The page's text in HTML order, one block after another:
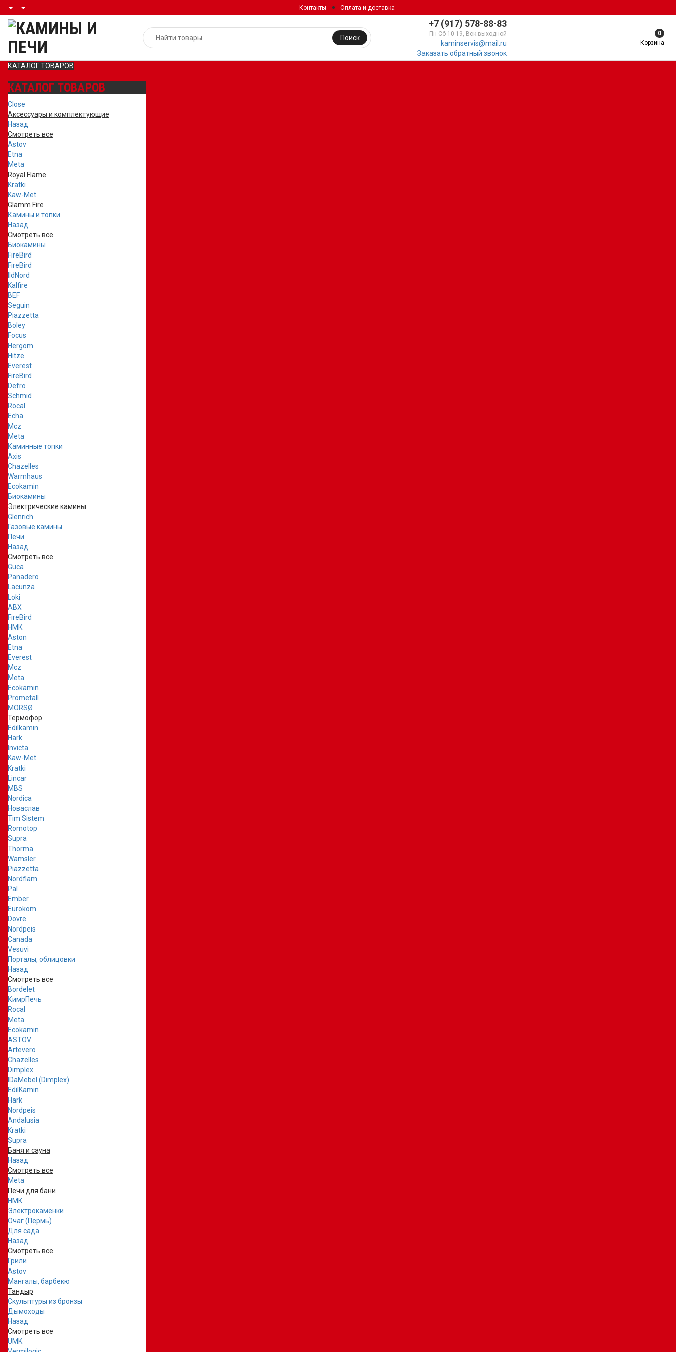
Контакты Оплата и доставка
+7 (917) 578-88-83
Пн-Сб 10-19, Вск выходной
kaminservis@mail.ru
Заказать обратный звонок
Поиск
0
Корзина
КАТАЛОГ ТОВАРОВ
КАТАЛОГ ТОВАРОВ
Close
Аксессуары и комплектующие
Назад
Смотреть все
Astov
Etna
Meta
Royal Flame
Kratki
Kaw-Met
Glamm Fire
Камины и топки
Назад
Смотреть все
Биокамины
FireBird
FireBird
IldNord
Kalfire
BEF
Seguin
Piazzetta
Boley
Focus
Hergom
Hitze
Everest
FireBird
Defro
Schmid
Rocal
Echa
Mcz
Meta
Каминные топки
Axis
Chazelles
Warmhaus
Ecokamin
Биокамины
Электрические камины
Glenrich
Газовые камины
Печи
Назад
Смотреть все
Guca
Panadero
Lacunza
Loki
ABX
FireBird
НМК
Aston
Etna
Everest
Mcz
Meta
Ecokamin
Prometall
MORSØ
Термофор
Edilkamin
Hark
Invicta
Kaw-Met
Kratki
Lincar
MBS
Nordica
Новаслав
Tim Sistem
Romotop
Supra
Thorma
Wamsler
Piazzetta
Nordflam
Pal
Ember
Eurokom
Dovre
Nordpeis
Canada
Vesuvi
Порталы, облицовки
Назад
Смотреть все
Bordelet
КимрПечь
Rocal
Meta
Ecokamin
ASTOV
Artevero
Chazelles
Dimplex
IDaMebel (Dimplex)
EdilKamin
Hark
Nordpeis
Andalusia
Kratki
Supra
Баня и сауна
Назад
Смотреть все
Meta
Печи для бани
НМК
Электрокаменки
Очаг (Пермь)
Для сада
Назад
Смотреть все
Грили
Astov
Мангалы, барбекю
Тандыр
Скульптуры из бронзы
Дымоходы
Назад
Смотреть все
UMK